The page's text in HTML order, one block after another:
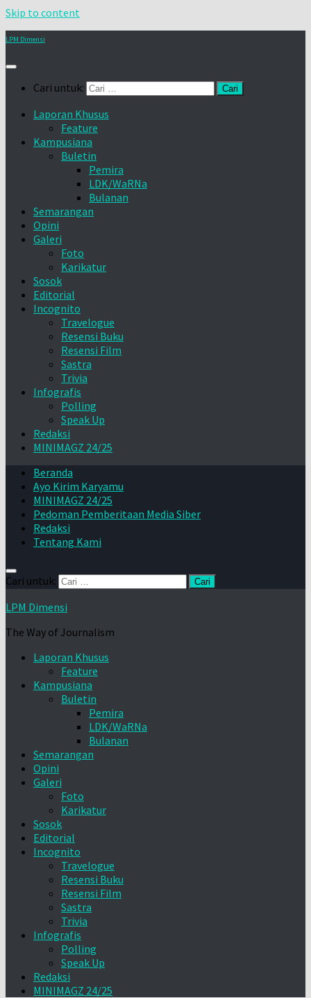
Skip to content
LPM Dimensi
Cari untuk:
Laporan Khusus
Feature
Kampusiana
Buletin
Pemira
LDK/WaRNa
Bulanan
Semarangan
Opini
Galeri
Foto
Karikatur
Sosok
Editorial
Incognito
Travelogue
Resensi Buku
Resensi Film
Sastra
Trivia
Infografis
Polling
Speak Up
Redaksi
MINIMAGZ 24/25
Beranda
Ayo Kirim Karyamu
MINIMAGZ 24/25
Pedoman Pemberitaan Media Siber
Redaksi
Tentang Kami
Cari untuk:
LPM Dimensi
The Way of Journalism
Laporan Khusus
Feature
Kampusiana
Buletin
Pemira
LDK/WaRNa
Bulanan
Semarangan
Opini
Galeri
Foto
Karikatur
Sosok
Editorial
Incognito
Travelogue
Resensi Buku
Resensi Film
Sastra
Trivia
Infografis
Polling
Speak Up
Redaksi
MINIMAGZ 24/25